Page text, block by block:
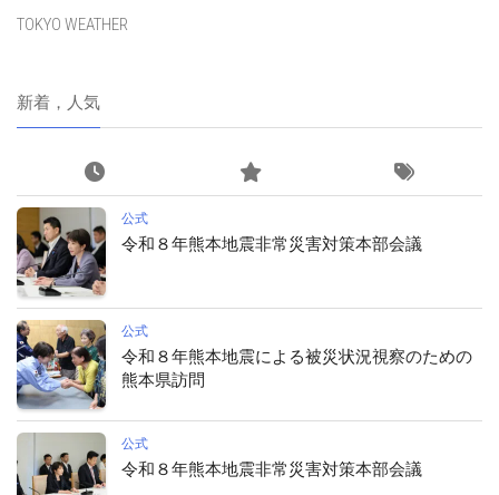
TOKYO WEATHER
新着，人気
公式
令和８年熊本地震非常災害対策本部会議
公式
令和８年熊本地震による被災状況視察のための
熊本県訪問
公式
令和８年熊本地震非常災害対策本部会議